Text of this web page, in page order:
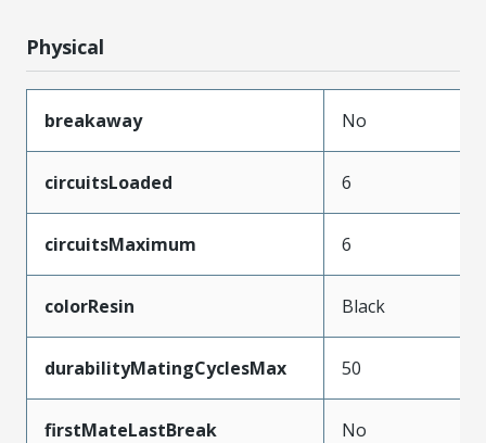
Physical
breakaway No
circuitsLoaded 6
circuitsMaximum 6
colorResin Black
durabilityMatingCyclesMax 50
firstMateLastBreak No